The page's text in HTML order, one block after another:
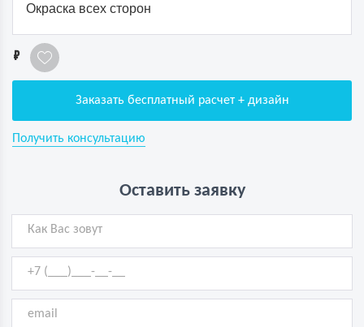
Окраска всех сторон
1
Заказать бесплатный расчет + дизайн
Получить консультацию
Оставить заявку